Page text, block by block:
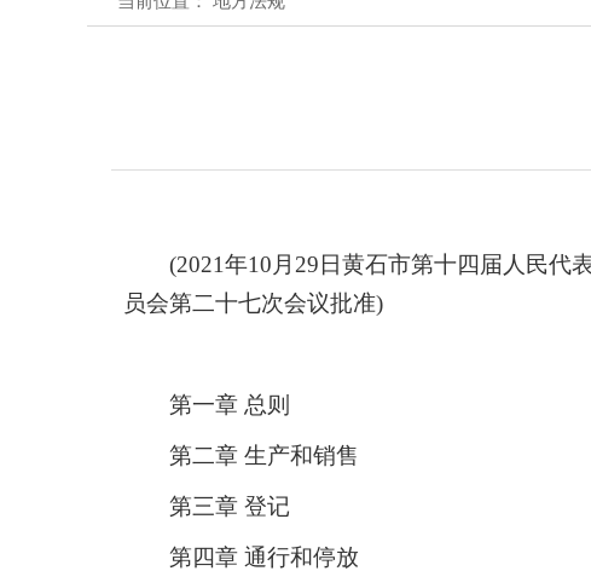
黄石市人民代表大会常务委员会公告
关于征集立法工作规划（2027年
公开征集“扩大内需大力提振消费”社会
黄石市人民代表大会常务委员会公告
(2021年10月29日黄石市第十四届人民代
员会第二十七次会议批准)
第一章 总则
第二章 生产和销售
第三章 登记
第四章 通行和停放